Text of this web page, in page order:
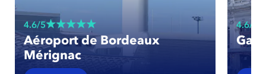
4.6/5
Aéroport de Bordeaux
Mérignac
4.6/5